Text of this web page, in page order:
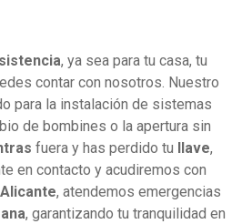
, ya sea para tu casa, tu
contar con nosotros. Nuestro
para la instalación de sistemas
de bombines o la apertura sin
fuera y has perdido tu llave,
en contacto y acudiremos con
Alicante, atendemos emergencias
, garantizando tu tranquilidad en